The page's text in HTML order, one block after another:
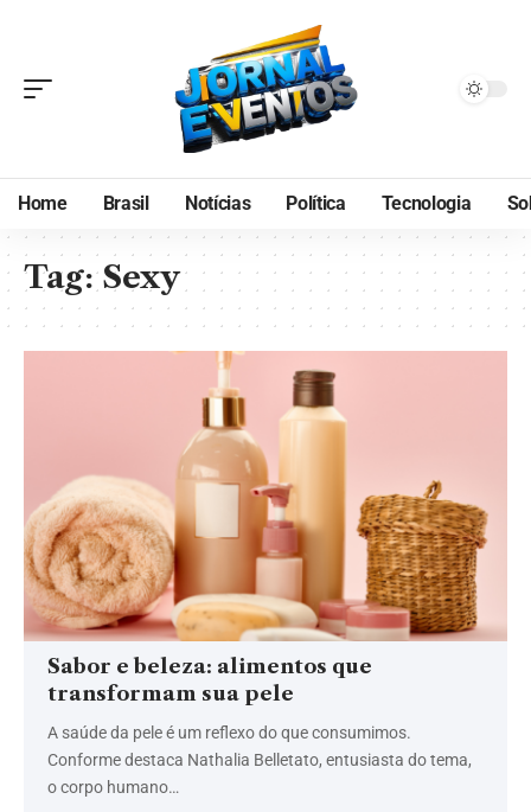
Home Brasil Notícias Política Tecnologia
Tag:Sexy
Sabor e beleza: alimentos que
transformam sua pele
A saúde da pele é um reflexo do que consumimos.
Conforme destaca Nathalia Belletato, entusiasta do tema,
o corpo humano…